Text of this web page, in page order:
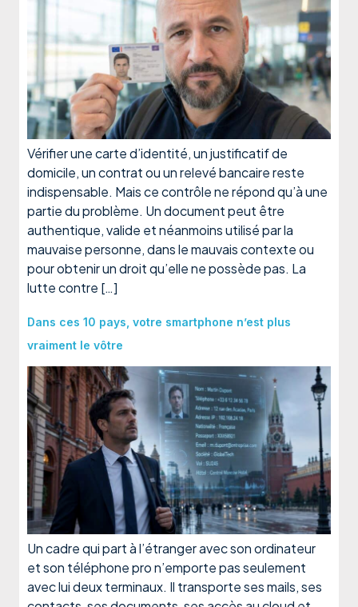
Vérifier une carte d’identité, un justificatif de
domicile, un contrat ou un relevé bancaire reste
indispensable. Mais ce contrôle ne répond qu’à une
partie du problème. Un document peut être
authentique, valide et néanmoins utilisé par la
mauvaise personne, dans le mauvais contexte ou
pour obtenir un droit qu’elle ne possède pas. La
lutte contre […]
Dans ces 10 pays, votre smartphone n’est plus
vraiment le vôtre
Un cadre qui part à l’étranger avec son ordinateur
et son téléphone pro n’emporte pas seulement
avec lui deux terminaux. Il transporte ses mails, ses